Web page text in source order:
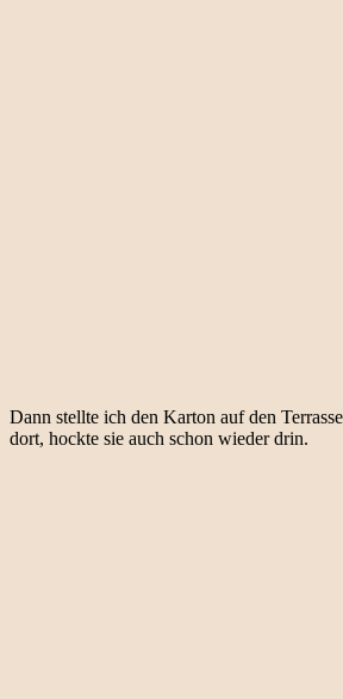
Dann stellte ich den Karton auf den
dort, hockte sie auch schon wieder drin.